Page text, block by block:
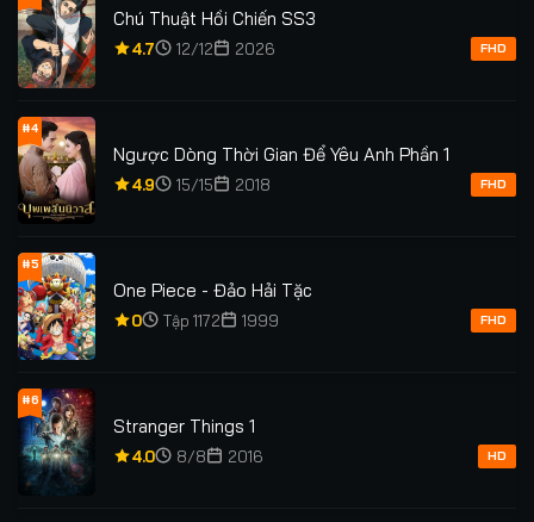
Chú Thuật Hồi Chiến SS3
4.7 12/12 2026 FHD
#4
Ngược Dòng Thời Gian Để Yêu Anh Phần 1
4.9 15/15 2018 FHD
#5
One Piece - Đảo Hải Tặc
0 Tập 1172 1999 FHD
#6
Stranger Things 1
4.0 8/8 2016 HD